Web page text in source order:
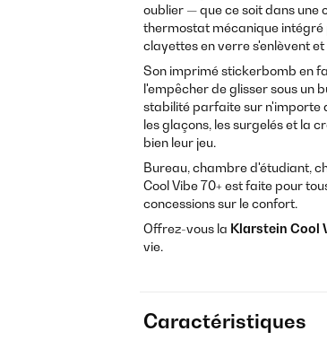
oublier — que ce soit dans une
thermostat mécanique
clayettes en verre s'enlèvent
Son imprimé stickerbomb en
l'empêcher de glisser sous un
stabilité parfaite sur n'importe
les glaçons, les surgelés et la
bien leur jeu.
Bureau, chambre d'étudiant,
Cool Vibe 70+ est faite pour
concessions sur le confort.
Offrez-vous la Klarstein Cool
vie.
Caractéristiques